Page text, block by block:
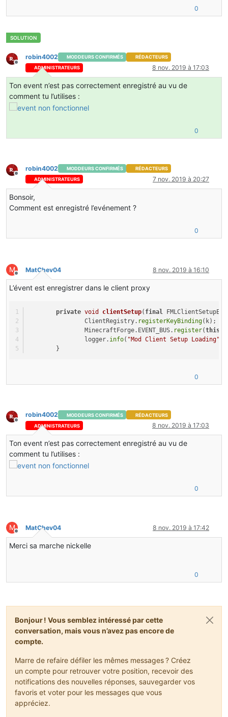
0
Hors-ligne
robin4002 MODDEURS CONFIRMÉS
RÉDACTEURS
ADMINISTRATEURS
8 nov. 2019 à 17:03
Ton event n’est pas correctement enregistré au vu de
comment tu l’utilises :
0
Hors-ligne
robin4002 MODDEURS CONFIRMÉS
RÉDACTEURS
ADMINISTRATEURS
7 nov. 2019 à 20:27
Bonsoir,
Comment est enregistré l’evénement ?
0
M
Hors-ligne
MatChev04 8 nov. 2019 à 16:10
L’évent est enregistrer dans le client proxy
private void clientSetup( final
		ClientRegistry.
registerKeyBinding(k);
		MinecraftForge.EVENT_BUS.
register(this
		logger.
info( "Mod Client Setup Loading"
	}
0
Hors-ligne
robin4002 MODDEURS CONFIRMÉS
RÉDACTEURS
ADMINISTRATEURS
8 nov. 2019 à 17:03
Ton event n’est pas correctement enregistré au vu de
comment tu l’utilises :
0
M
Hors-ligne
MatChev04 8 nov. 2019 à 17:42
Merci sa marche nickelle
0
Bonjour ! Vous semblez intéressé par cette
conversation, mais vous n’avez pas encore de
compte.
Marre de refaire défiler les mêmes messages ? Créez
un compte pour retrouver votre position, recevoir des
notifications des nouvelles réponses, sauvegarder vos
favoris et voter pour les messages que vous
appréciez.